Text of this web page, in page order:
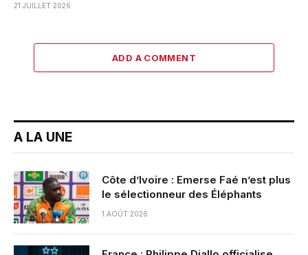
21 JUILLET 2026
ADD A COMMENT
A LA UNE
Côte d’Ivoire : Emerse Faé n’est plus
le sélectionneur des Éléphants
1 AOÛT 2026